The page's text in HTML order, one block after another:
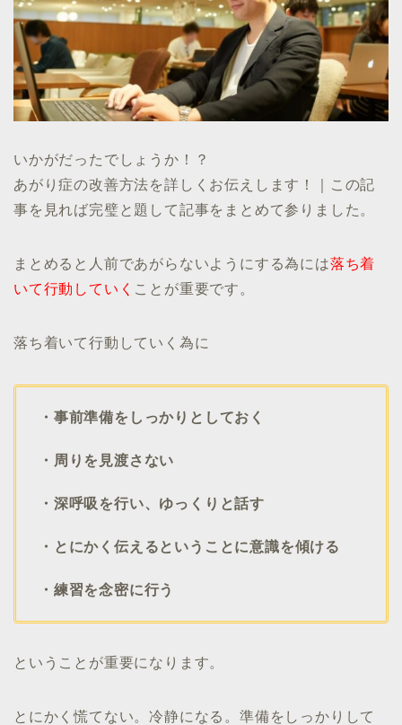
いかがだったでしょうか！？
あがり症の改善方法を詳しくお伝えします！｜この記
事を見れば完璧と題して記事をまとめて参りました。
まとめると人前であがらないようにする為には落ち着
いて行動していく ことが重要です。
落ち着いて行動していく為に
・事前準備をしっかりとしておく
・周りを見渡さない
・深呼吸を行い、ゆっくりと話す
・とにかく伝えるということに意識を傾ける
・練習を念密に行う
ということが重要になります。
とにかく慌てない。冷静になる。準備をしっかりして